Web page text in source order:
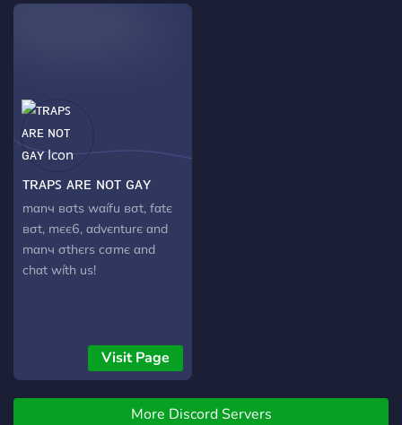
ᴛʀᴀᴘꜱ ᴀʀᴇ ɴᴏᴛ ɢᴀʏ
mαnч вσtѕ wαífu вσt, fαtє
вσt, mєє6, αdvєnturє αnd
mαnч σthєrѕ cσmє αnd
chαt wíth uѕ!
Visit Page
More Discord Servers